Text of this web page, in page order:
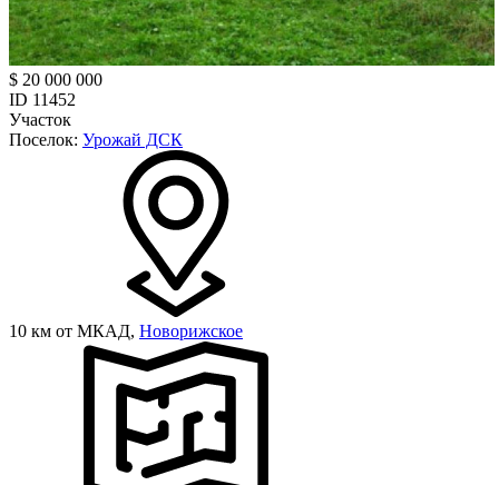
$ 20 000 000
ID 11452
Участок
Поселок: Урожай ДСК
10 км от МКАД, Новорижское